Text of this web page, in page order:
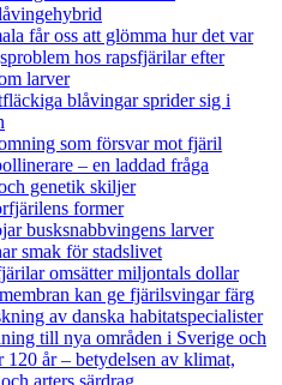
får oss att glömma hur det var
hos rapsfjärilar efter
larver
blåvingar sprider sig i
som försvar mot fjäril
– en laddad fråga
genetik skiljer
former
busksnabbvingens larver
smak för stadslivet
omsätter miljontals dollar
kan ge fjärilsvingar färg
av danska habitatspecialister
till nya områden i Sverige och
120 år– betydelsen av klimat,
arters särdrag